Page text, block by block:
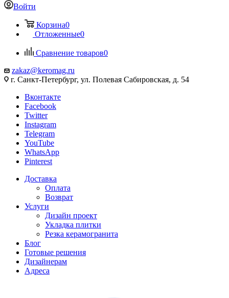
Войти
Корзина0
Отложенные0
Сравнение товаров0
zakaz@keromag.ru
г. Санкт-Петербург, ул. Полевая Сабировская, д. 54
Вконтакте
Facebook
Twitter
Instagram
Telegram
YouTube
WhatsApp
Pinterest
Доставка
Оплата
Возврат
Услуги
Дизайн проект
Укладка плитки
Резка керамогранита
Блог
Готовые решения
Дизайнерам
Адреса